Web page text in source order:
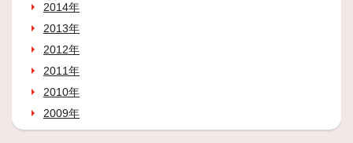
2014年
2013年
2012年
2011年
2010年
2009年